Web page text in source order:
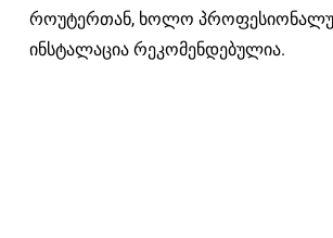
როუტერთან, ხოლო
ინსტალაცია რეკომენდებულია.